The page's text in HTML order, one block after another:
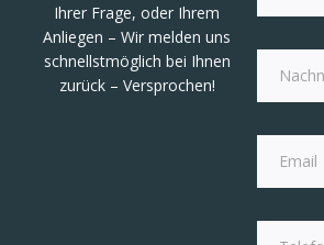
Ihrer Frage, oder Ihrem
Anliegen – Wir melden uns
schnellstmöglich bei Ihnen
zurück – Versprochen!